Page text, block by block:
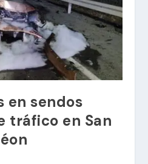
en sendos
tráfico en San